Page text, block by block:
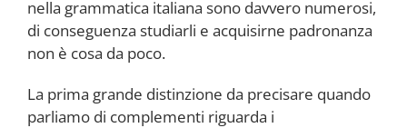
nella grammatica italiana sono davvero numerosi,
di conseguenza studiarli e acquisirne padronanza
non è cosa da poco.
La prima grande distinzione da precisare quando
parliamo di complementi riguarda i